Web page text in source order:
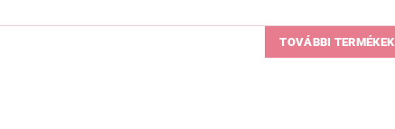
TOVÁBBI TERMÉKEK